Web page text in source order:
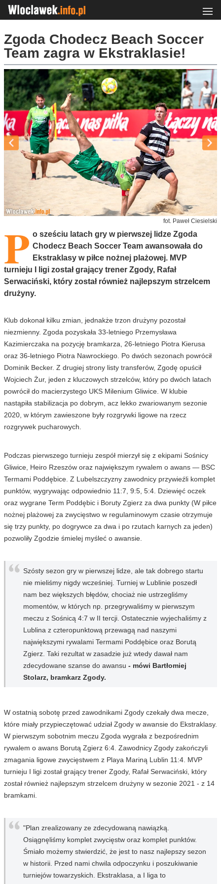
Zgoda Chodecz Beach Soccer
Team zagra w Ekstraklasie!
fot. Paweł Ciesielski
P o sześciu latach gry w pierwszej lidze Zgoda
Chodecz Beach Soccer Team awansowała do
Ekstraklasy w piłce nożnej plażowej. MVP
turnieju I ligi został grający trener Zgody, Rafał
Serwaciński, który został również najlepszym strzelcem
drużyny.
Klub dokonał kilku zmian, jednakże trzon drużyny pozostał
niezmienny. Zgoda pozyskała 33-letniego Przemysława
Kazimierczaka na pozycję bramkarza, 26-letniego Piotra Kierusa
oraz 36-letniego Piotra Nawrockiego. Po dwóch sezonach powrócił
Dominik Becker. Z drugiej strony listy transferów, Zgodę opuścił
Wojciech Żur, jeden z kluczowych strzelców, który po dwóch latach
powrócił do macierzystego UKS Milenium Gliwice. W klubie
nastąpiła stabilizacja po dobrym, acz lekko zwariowanym sezonie
2020, w którym zawieszone były rozgrywki ligowe na rzecz
rozgrywek pucharowych.
Podczas pierwszego turnieju zespół mierzył się z ekipami Sośnicy
Gliwice, Heiro Rzeszów oraz największym rywalem o awans — BSC
Termami Poddębice. Z Lubelszczyzny zawodnicy przywieźli komplet
punktów, wygrywając odpowiednio 11:7, 9:5, 5:4. Dziewięć oczek
oraz wygrane Term Poddębic i Boruty Zgierz za dwa punkty (W piłce
nożnej plażowej za zwycięstwo w regulaminowym czasie otrzymuje
się trzy punkty, po dogrywce za dwa i po rzutach karnych za jeden)
pozwoliły Zgodzie śmielej myśleć o awansie.
Szósty sezon gry w pierwszej lidze, ale tak dobrego startu
nie mieliśmy nigdy wcześniej. Turniej w Lublinie poszedł
nam bez większych błędów, chociaż nie ustrzegliśmy
momentów, w których np. przegrywaliśmy w pierwszym
meczu z Sośnicą 4:7 w II tercji. Ostatecznie wyjechaliśmy z
Lublina z czteropunktową przewagą nad naszymi
największymi rywalami Termami Poddębice oraz Borutą
Zgierz. Taki rezultat w zasadzie już wtedy dawał nam
zdecydowane szanse do awansu - mówi Bartłomiej
Stolarz, bramkarz Zgody.
W ostatnią sobotę przed zawodnikami Zgody czekały dwa mecze,
które miały przypieczętować udział Zgody w awansie do Ekstraklasy.
W pierwszym sobotnim meczu Zgoda wygrała z bezpośrednim
rywalem o awans Borutą Zgierz 6:4. Zawodnicy Zgody zakończyli
zmagania ligowe zwycięstwem z Playa Mariną Lublin 11:4. MVP
turnieju I ligi został grający trener Zgody, Rafał Serwaciński, który
został również najlepszym strzelcem drużyny w sezonie 2021 - z 14
bramkami.
"Plan zrealizowany ze zdecydowaną nawiązką.
Osiągnęliśmy komplet zwycięstw oraz komplet punktów.
Śmiało możemy stwierdzić, że jest to nasz najlepszy sezon
w historii. Przed nami chwila odpoczynku i poszukiwanie
turniejów towarzyskich. Ekstraklasa, a I liga to